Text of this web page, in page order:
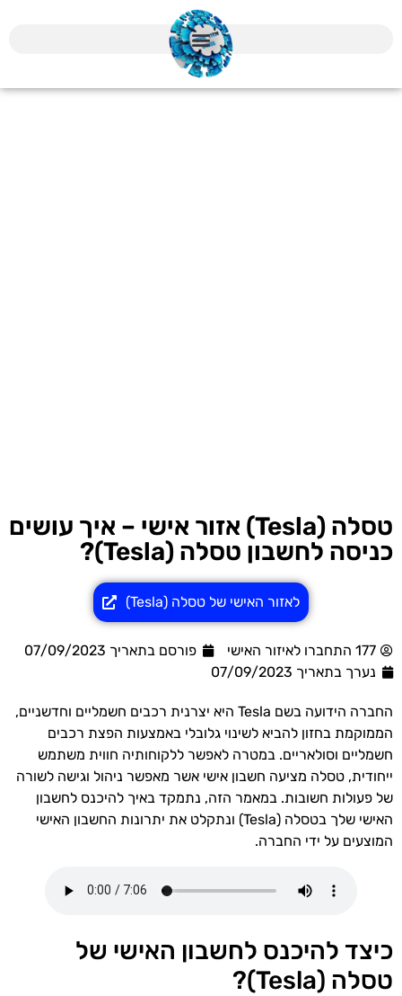
טסלה (Tesla) אזור אישי – איך עושים
כניסה לחשבון טסלה (Tesla)?
לאזור האישי של טסלה (Tesla)
177 התחברו לאיזור האישי
פורסם בתאריך 07/09/2023
נערך בתאריך 07/09/2023
החברה הידועה בשם Tesla היא יצרנית רכבים חשמליים וחדשניים,
הממוקמת בחזון להביא לשינוי גלובלי באמצעות הפצת רכבים
חשמליים וסולאריים. במטרה לאפשר ללקוחותיה חווית משתמש
ייחודית, טסלה מציעה חשבון אישי אשר מאפשר ניהול וגישה לשורה
של פעולות חשובות. במאמר הזה, נתמקד באיך להיכנס לחשבון
האישי שלך בטסלה (Tesla) ונתקלט את יתרונות החשבון האישי
המוצעים על ידי החברה.
כיצד להיכנס לחשבון האישי של
טסלה (Tesla)?